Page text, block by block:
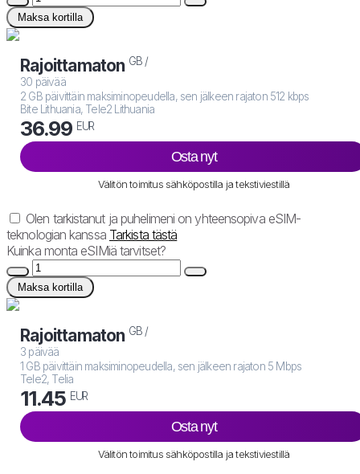
Maksa kortilla
Rajoittamaton GB /
30 päivää
2 GB päivittäin maksiminopeudella, sen jälkeen rajaton 512 kbps
Bite Lithuania, Tele2 Lithuania
36.99 EUR
Osta nyt
Välitön toimitus sähköpostilla ja tekstiviestillä
Olen tarkistanut ja puhelimeni on yhteensopiva eSIM-
teknologian kanssa Tarkista tästä
Kuinka monta eSIMiä tarvitset?
Maksa kortilla
Rajoittamaton GB /
3 päivää
1 GB päivittäin maksiminopeudella, sen jälkeen rajaton 5 Mbps
Tele2, Telia
11.45 EUR
Osta nyt
Välitön toimitus sähköpostilla ja tekstiviestillä